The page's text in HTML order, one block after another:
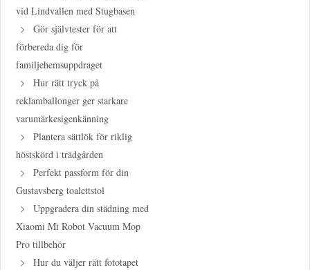
vid Lindvallen med Stugbasen
Gör självtester för att
förbereda dig för
familjehemsuppdraget
Hur rätt tryck på
reklamballonger ger starkare
varumärkesigenkänning
Plantera sättlök för riklig
höstskörd i trädgården
Perfekt passform för din
Gustavsberg toalettstol
Uppgradera din städning med
Xiaomi Mi Robot Vacuum Mop
Pro tillbehör
Hur du väljer rätt fototapet